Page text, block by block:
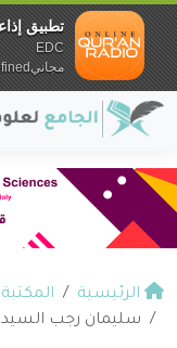
الرئيسية
سليمان رجب السيد
تطبيق
EDC
مجانيundefined